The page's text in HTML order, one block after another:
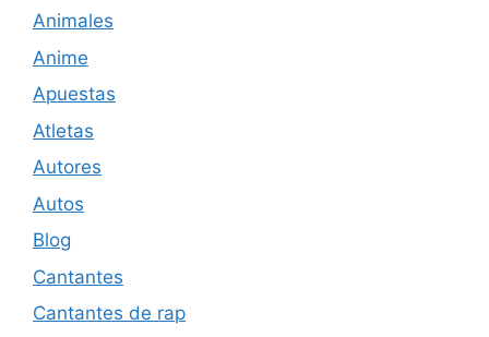
Animales
Anime
Apuestas
Atletas
Autores
Autos
Blog
Cantantes
Cantantes de rap